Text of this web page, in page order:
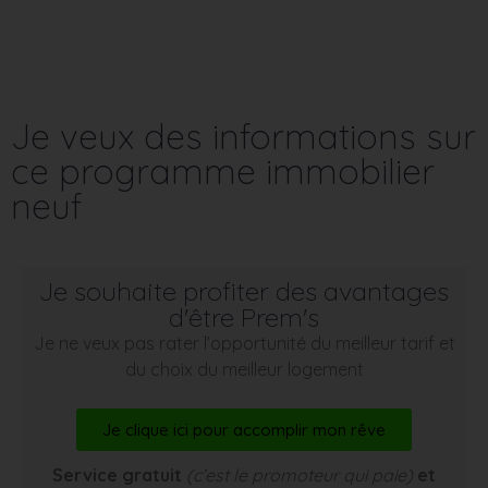
Je veux des informations sur
ce programme immobilier
neuf
Je souhaite profiter des avantages
d'être Prem's
Je ne veux pas rater l’opportunité du meilleur tarif et
du choix du meilleur logement
Je clique ici pour accomplir mon rêve
Service gratuit (c’est le promoteur qui paie) et